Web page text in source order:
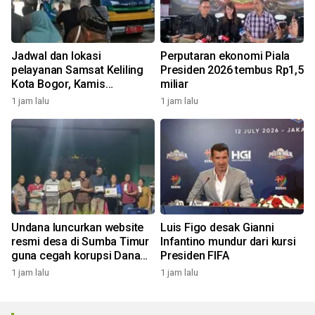
Jadwal dan lokasi
pelayanan Samsat Keliling
Kota Bogor, Kamis
(5/8/2026)
1 jam lalu
Perputaran ekonomi Piala
Presiden 2026 tembus Rp1,5
miliar
1 jam lalu
Undana luncurkan website
resmi desa di Sumba Timur
guna cegah korupsi Dana
Desa
1 jam lalu
Luis Figo desak Gianni
Infantino mundur dari kursi
Presiden FIFA
1 jam lalu